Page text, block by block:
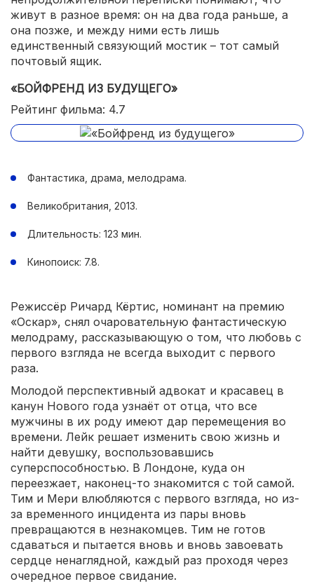
живут в разное время: он на два года раньше, а
она позже, и между ними есть лишь
единственный связующий мостик – тот самый
почтовый ящик.
«БОЙФРЕНД ИЗ БУДУЩЕГО»
Рейтинг фильма: 4.7
Фантастика, драма, мелодрама.
Великобритания, 2013.
Длительность: 123 мин.
Кинопоиск: 7.8.
Режиссёр Ричард Кёртис, номинант на премию
«Оскар», снял очаровательную фантастическую
мелодраму, рассказывающую о том, что любовь с
первого взгляда не всегда выходит с первого
раза.
Молодой перспективный адвокат и красавец в
канун Нового года узнаёт от отца, что все
мужчины в их роду имеют дар перемещения во
времени. Лейк решает изменить свою жизнь и
найти девушку, воспользовавшись
суперспособностью. В Лондоне, куда он
переезжает, наконец-то знакомится с той самой.
Тим и Мери влюбляются с первого взгляда, но из-
за временного инцидента из пары вновь
превращаются в незнакомцев. Тим не готов
сдаваться и пытается вновь и вновь завоевать
сердце ненаглядной, каждый раз проходя через
очередное первое свидание.